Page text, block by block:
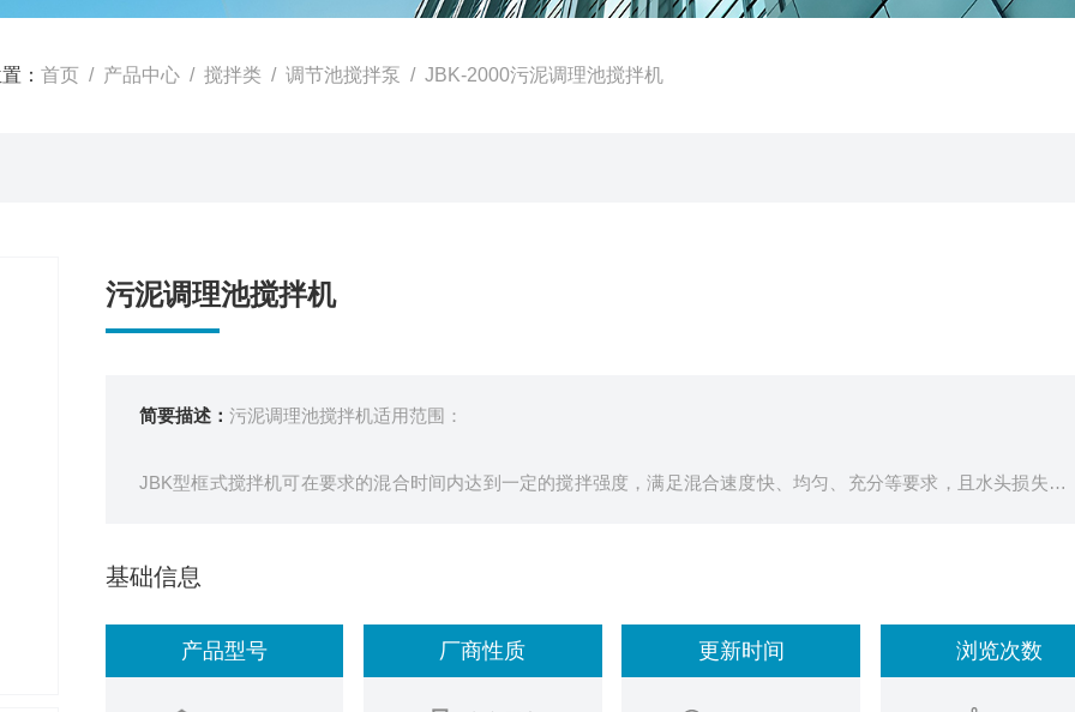
： 首页 / 产品中心 / 搅拌类 / 调节池搅拌泵 / JBK-2000污泥调理池搅拌机
污泥调理池搅拌机
简要描述： 污泥调理池搅拌机适用范围：
JBK型框式搅拌机可在要求的混合时间内达到一定的搅拌强度，满足混合速度快、均匀、充分等要求，且水头损失小
基础信息
产品型号 厂商性质 更新时间 浏览次数